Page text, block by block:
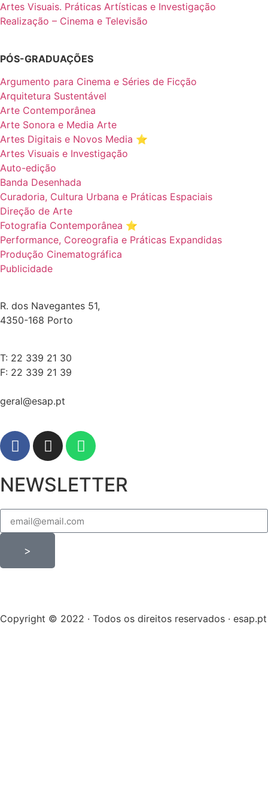
Artes Visuais. Práticas Artísticas e Investigação
Realização – Cinema e Televisão
PÓS-GRADUAÇÕES
Argumento para Cinema e Séries de Ficção
Arquitetura Sustentável
Arte Contemporânea
Arte Sonora e Media Arte
Artes Digitais e Novos Media ⭐️
Artes Visuais e Investigação
Auto-edição
Banda Desenhada
Curadoria, Cultura Urbana e Práticas Espaciais
Direção de Arte
Fotografia Contemporânea ⭐️
Performance, Coreografia e Práticas Expandidas
Produção Cinematográfica
Publicidade
R. dos Navegantes 51,
4350-168 Porto
T: 22 339 21 30
F: 22 339 21 39
geral@esap.pt
NEWSLETTER
>
Copyright © 2022 · Todos os direitos reservados · esap.pt